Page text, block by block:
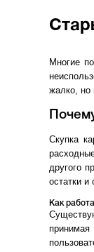
Многие
жалко, но
Скупка
другого
остатки и
Как